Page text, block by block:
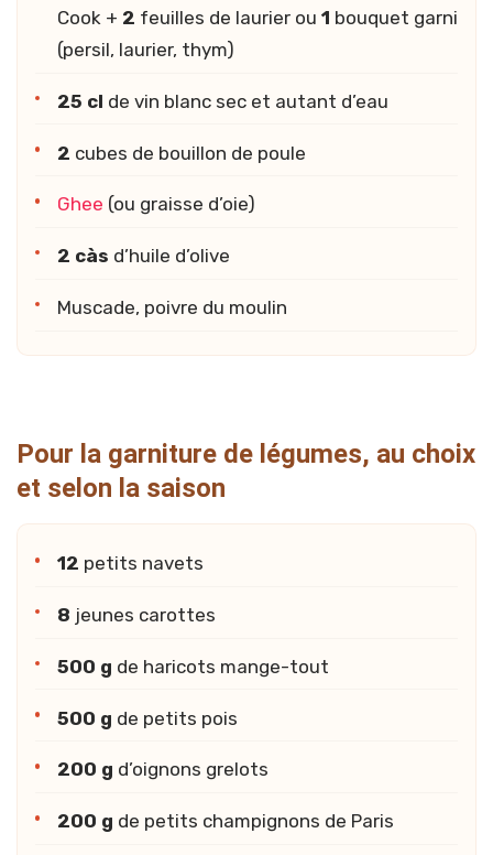
Cook + 2 feuilles de laurier ou 1 bouquet garni
(persil, laurier, thym)
25 cl de vin blanc sec et autant d’eau
2 cubes de bouillon de poule
Ghee (ou graisse d’oie)
2 càs d’huile d’olive
Muscade, poivre du moulin
Pour la garniture de légumes, au choix
et selon la saison
12 petits navets
8 jeunes carottes
500 g de haricots mange-tout
500 g de petits pois
200 g d’oignons grelots
200 g de petits champignons de Paris